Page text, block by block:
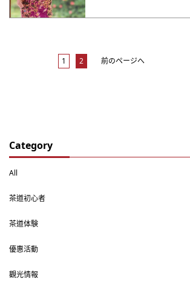
Category
All
茶道初心者
茶道体験
優惠活動
觀光情報
前のページへ
1 2